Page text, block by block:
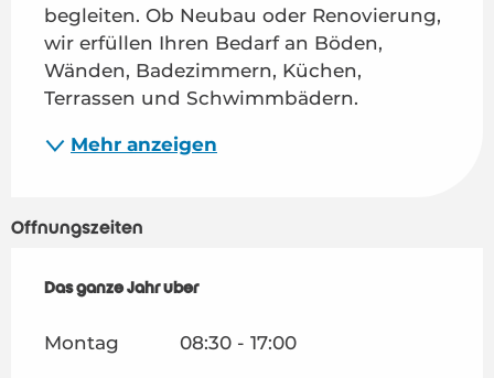
begleiten. Ob Neubau oder Renovierung,
wir erfüllen Ihren Bedarf an Böden,
Wänden, Badezimmern, Küchen,
Terrassen und Schwimmbädern.
Mehr anzeigen
Öffnungszeiten
Das ganze Jahr über
Das ganze Jahr über
Montag 08:30 - 17:00